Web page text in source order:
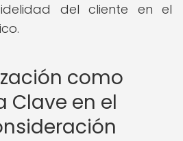
del cliente en el
como
Clave en el